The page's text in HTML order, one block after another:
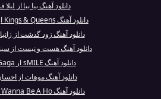
دانلود آهنگ بیا بیا از لیلا
دانلود آهنگ Kings & Queens از Ava Max
دانلود آهنگ زود گذشت از
دانلود آهنگ هست و نیست از
دانلود آهنگ sMILE از Lady Gaga
دانلود آهنگ موهات از
دانلود آهنگ Wanna Be A Ho از Kurupt